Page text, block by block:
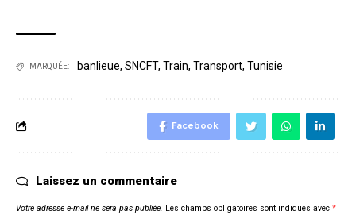
MARQUÉE: banlieue, SNCFT, Train, Transport, Tunisie
Facebook
Laissez un commentaire
Votre adresse e-mail ne sera pas publiée. Les champs obligatoires sont indiqués avec *